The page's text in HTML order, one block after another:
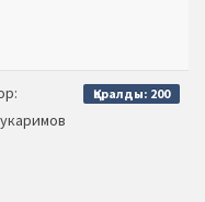
Қаралды: 200